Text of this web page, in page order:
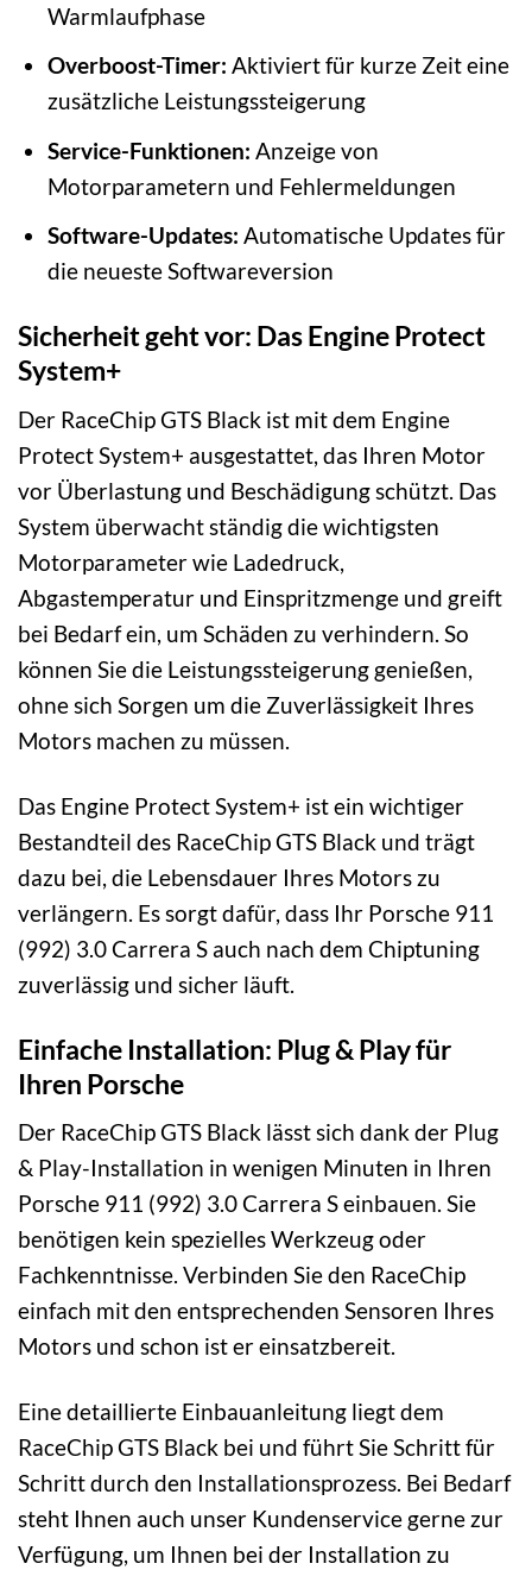
Warmlaufphase
Overboost-Timer: Aktiviert für kurze Zeit eine
zusätzliche Leistungssteigerung
Service-Funktionen: Anzeige von
Motorparametern und Fehlermeldungen
Software-Updates: Automatische Updates für
die neueste Softwareversion
Sicherheit geht vor: Das Engine Protect
System+
Der RaceChip GTS Black ist mit dem Engine
Protect System+ ausgestattet, das Ihren Motor
vor Überlastung und Beschädigung schützt. Das
System überwacht ständig die wichtigsten
Motorparameter wie Ladedruck,
Abgastemperatur und Einspritzmenge und greift
bei Bedarf ein, um Schäden zu verhindern. So
können Sie die Leistungssteigerung genießen,
ohne sich Sorgen um die Zuverlässigkeit Ihres
Motors machen zu müssen.
Das Engine Protect System+ ist ein wichtiger
Bestandteil des RaceChip GTS Black und trägt
dazu bei, die Lebensdauer Ihres Motors zu
verlängern. Es sorgt dafür, dass Ihr Porsche 911
(992) 3.0 Carrera S auch nach dem Chiptuning
zuverlässig und sicher läuft.
Einfache Installation: Plug & Play für
Ihren Porsche
Der RaceChip GTS Black lässt sich dank der Plug
& Play-Installation in wenigen Minuten in Ihren
Porsche 911 (992) 3.0 Carrera S einbauen. Sie
benötigen kein spezielles Werkzeug oder
Fachkenntnisse. Verbinden Sie den RaceChip
einfach mit den entsprechenden Sensoren Ihres
Motors und schon ist er einsatzbereit.
Eine detaillierte Einbauanleitung liegt dem
RaceChip GTS Black bei und führt Sie Schritt für
Schritt durch den Installationsprozess. Bei Bedarf
steht Ihnen auch unser Kundenservice gerne zur
Verfügung, um Ihnen bei der Installation zu